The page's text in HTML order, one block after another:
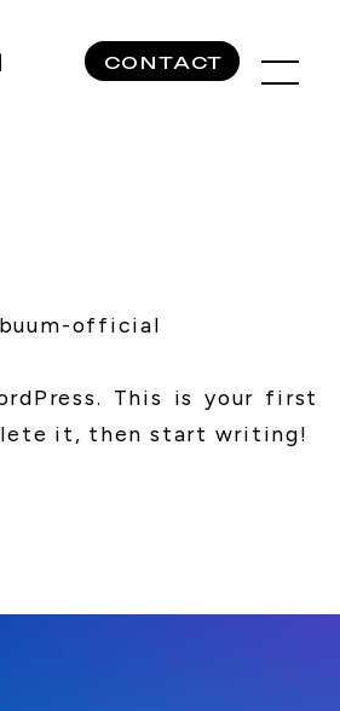
CONTACT
buum-official
This is your first
it, then start writing!